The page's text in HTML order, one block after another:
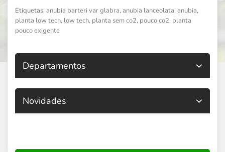
Etiquetas: anubia barteri var glabra, anubia lanceolata, anubia,
planta low tech, low tech, planta sem co2, pouco co2, planta
pouco exigente
Departamentos
Novidades